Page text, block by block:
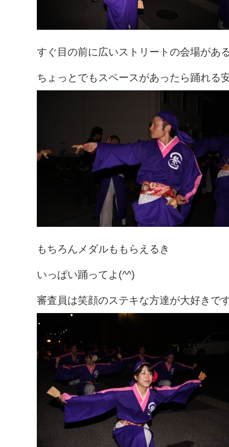
すぐ目の前に広いストリートの会場があ
ちょっとでもスペースがあったら踊れる
もちろんメダルももらえるき
いっぱい踊ってよ(^^)
審査員は笑顔のステキな方達が大好きで